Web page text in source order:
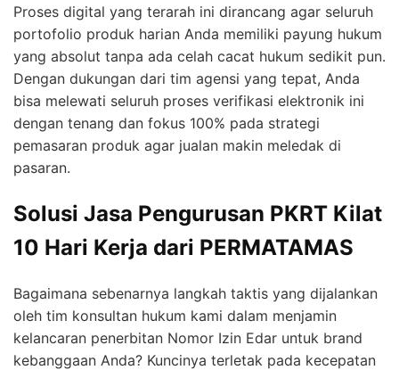
Proses digital yang terarah ini dirancang agar seluruh
portofolio produk harian Anda memiliki payung hukum
yang absolut tanpa ada celah cacat hukum sedikit pun.
Dengan dukungan dari tim agensi yang tepat, Anda
bisa melewati seluruh proses verifikasi elektronik ini
dengan tenang dan fokus 100% pada strategi
pemasaran produk agar jualan makin meledak di
pasaran.
Solusi Jasa Pengurusan PKRT Kilat
10 Hari Kerja dari PERMATAMAS
Bagaimana sebenarnya langkah taktis yang dijalankan
oleh tim konsultan hukum kami dalam menjamin
kelancaran penerbitan Nomor Izin Edar untuk brand
kebanggaan Anda? Kuncinya terletak pada kecepatan